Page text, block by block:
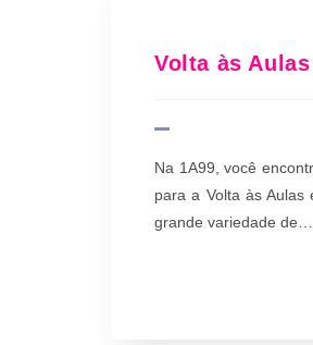
Volta às
Na 1A99, você
para a Volta às Aulas
grande variedade de…